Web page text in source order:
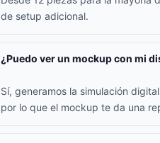
de setup adicional.
¿Puedo ver un mockup con mi
Sí, generamos la simulación
por lo que el mockup te da una